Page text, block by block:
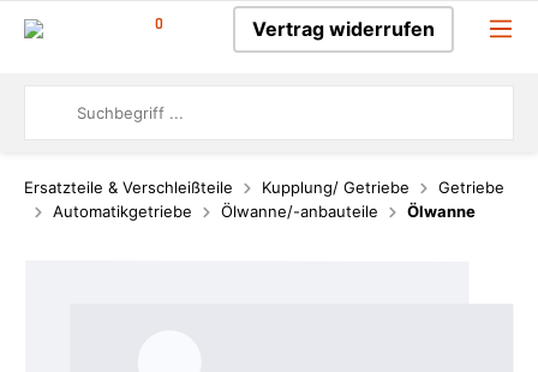
0 Vertrag widerrufen
Ersatzteile & Verschleißteile Kupplung/ Getriebe
Getriebe
Automatikgetriebe
Ölwanne/-anbauteile Ölwanne